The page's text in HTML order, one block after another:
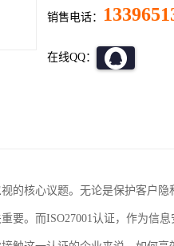
销售电话：
在线QQ：
的核心议题。无论是保护客户
要。而ISO27001认证，作为信